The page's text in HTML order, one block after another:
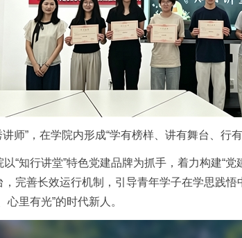
师”，在学院内形成“学有榜样、讲有舞台、行有
“知行讲堂”特色党建品牌为抓手，着力构建“
，完善长效运行机制，引导青年学子在学思践
心里有光”的时代新人。